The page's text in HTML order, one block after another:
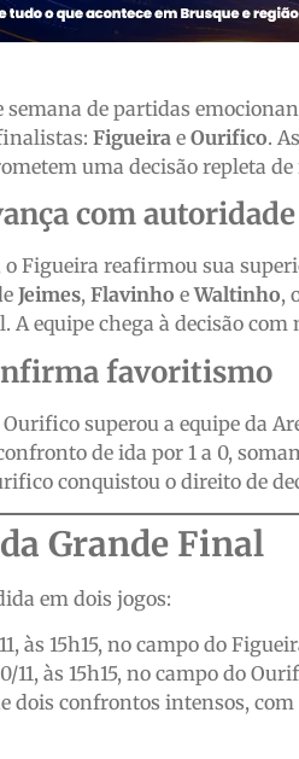
semana de partidas
Figueira e Ourifico.
uma decisão repleta
com autoridade
o Figueira reafirmou sua
Jeimes, Flavinho eWaltinho,
A equipe chega à decisão
favoritismo
Ourifico superou a equipe da
de ida por 1 a 0,
conquistou o direito de
Grande Final
em dois jogos:
às 15h15, no campo do
11, às 15h15, no campo do
dois confrontos intensos,